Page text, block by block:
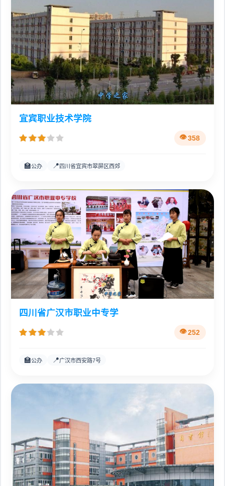
宜宾职业技术学院
358
🏫公办 📍四川省宜宾市翠屏区西郊
四川省广汉市职业中专学
252
🏫公办 📍广汉市西安路7号